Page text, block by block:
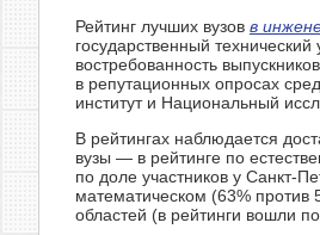
Рейтинг лучших вузов в
государственный
востребованность
в репутационных опросах
институт и Национальный
В рейтингах наблюдается
вузы — в рейтинге по
по доле участников у Санкт-
математическом (63% против
областей (в рейтинги вошли